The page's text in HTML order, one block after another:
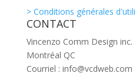
> Conditions générales
CONTACT
Vincenzo Comm Design inc.
Montréal QC
Courriel : info@vcdweb.com